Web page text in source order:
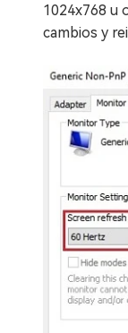
1024x768 u
cambios y